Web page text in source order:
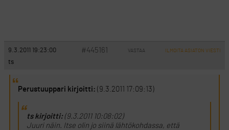
9.3.2011 19:23:00 #445161 VASTAA ILMOITA ASIATON VIESTI
ts
Perustuuppari kirjoitti: (9.3.2011 17:09:13)
ts kirjoitti:(9.3.2011 10:08:02)
Juuri näin. Itse olin jo siinä lähtökohdassa, että